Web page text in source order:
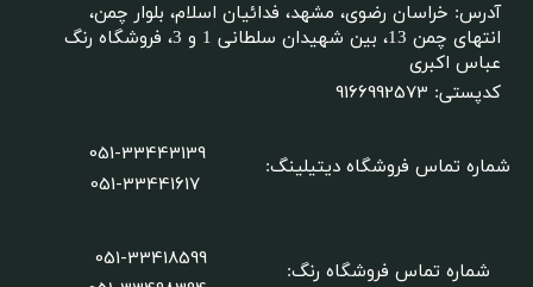
شماره تماس فروشگاه دیتیلینگ:
051-33443139
051-33441617
آدرس: خراسان رضوی، مشهد، فدائیان اسلام، بلوار چمن،
انتهای چمن 13، بین شهیدان سلطانی 1 و 3، فروشگاه رنگ
عباس اکبری
کدپستی: 9166992573
شماره تماس فروشگاه رنگ:
051-33418599